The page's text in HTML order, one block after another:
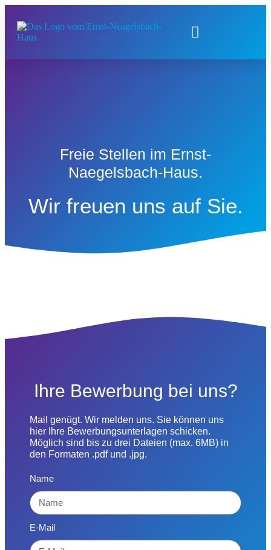
Freie Stellen im Ernst-
Naegelsbach-Haus.
Wir freuen uns auf Sie.
Ihre Bewerbung bei uns?
Mail genügt. Wir melden uns. Sie können uns
hier Ihre Bewerbungsunterlagen schicken.
Möglich sind bis zu drei Dateien (max. 6MB) in
den Formaten .pdf und .jpg.
Name
E-Mail